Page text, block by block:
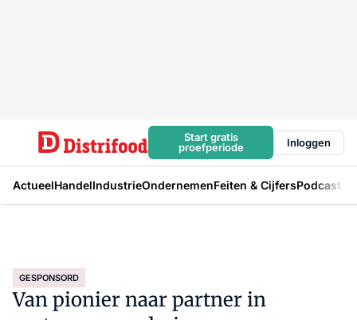
Start gratis
proefperiode
Inloggen
ActueelHandelIndustrieOndernemenFeiten & CijfersPodcast
GESPONSORD
Van pionier naar partner in